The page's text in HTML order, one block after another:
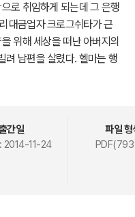
로 취임하게 되는데 그 은행
대금업자 크로그쉬타가 근
위해 세상을 떠난 아버지의
려 남편을 살렸다. 헬마는 행
간일
2014-11-24
파일 형
PDF(793